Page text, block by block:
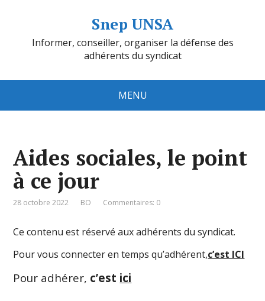
Snep UNSA
Informer, conseiller, organiser la défense des
adhérents du syndicat
MENU
Aides sociales, le point
à ce jour
28 octobre 2022 BO Commentaires: 0
Ce contenu est réservé aux adhérents du syndicat.
Pour vous connecter en temps qu’adhérent,c’est ICI
Pour adhérer, c’est ici